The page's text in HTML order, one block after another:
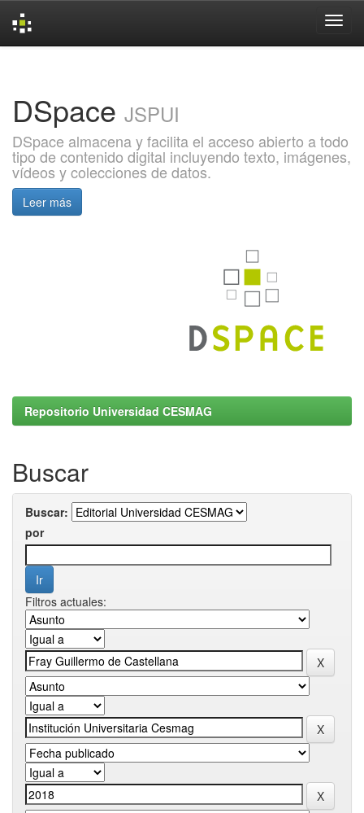
DSpace JSPUI
DSpace almacena y facilita el acceso abierto a todo
tipo de contenido digital incluyendo texto, imágenes,
vídeos y colecciones de datos.
Leer más
Repositorio Universidad CESMAG
Buscar
Buscar:
por
Filtros actuales: